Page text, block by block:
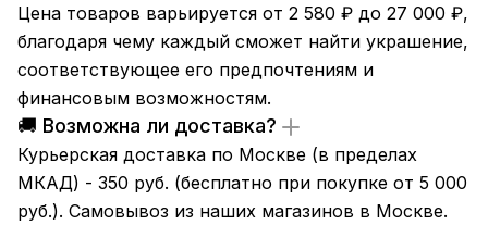
Цена товаров варьируется от 2 580 ₽ до 27 000 ₽,
благодаря чему каждый сможет найти украшение,
соответствующее его предпочтениям и
финансовым возможностям.
🚚 Возможна ли доставка?
Курьерская доставка по Москве (в пределах
МКАД) - 350 руб. (бесплатно при покупке от 5 000
руб.). Самовывоз из наших магазинов в Москве.